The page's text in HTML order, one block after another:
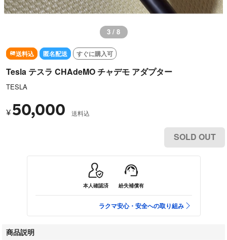
3 / 8
送料込 匿名配送 すぐに購入可
Tesla テスラ CHAdeMO チャデモ アダプター
TESLA
¥ 50,000 送料込
SOLD OUT
本人確認済 紛失補償有
ラクマ安心・安全への取り組み
商品説明